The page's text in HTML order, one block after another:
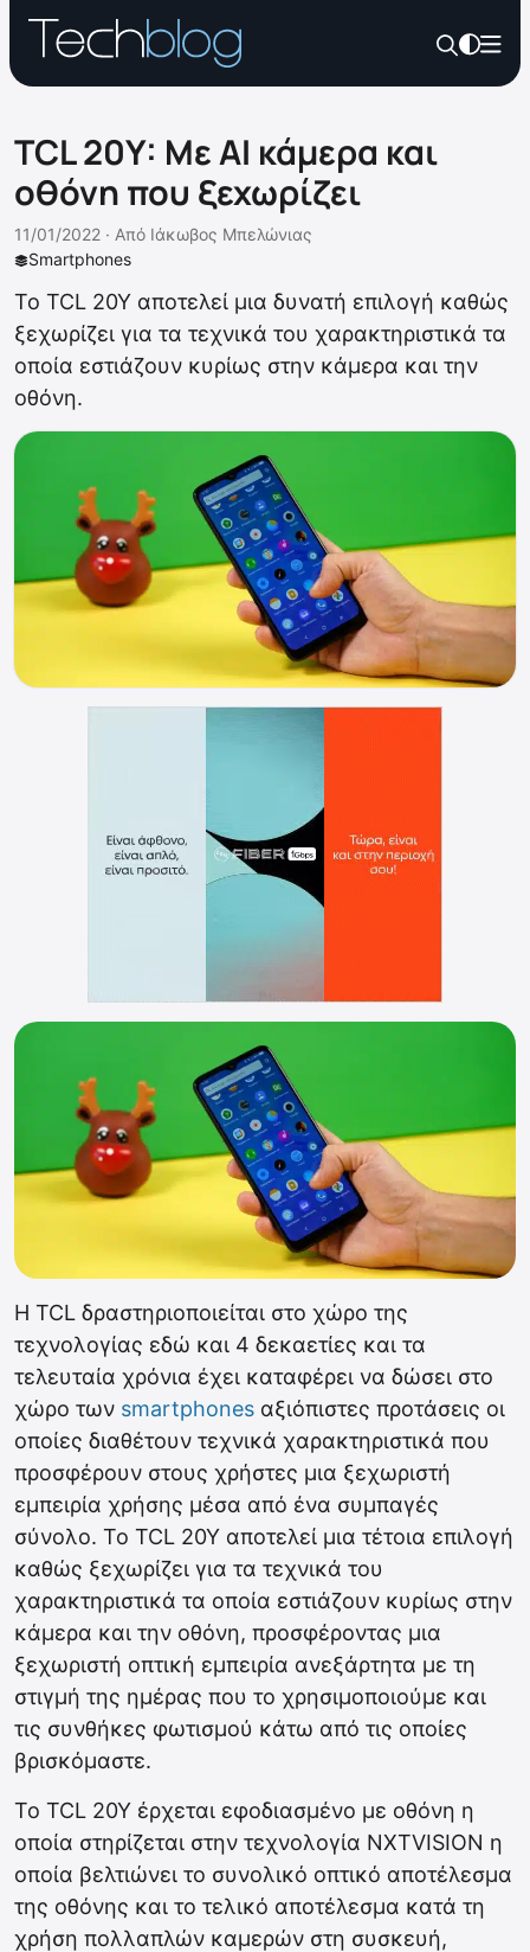
TCL 20Y: Με AI κάμερα και
οθόνη που ξεχωρίζει
Smartphones
11/01/2022 · Από Ιάκωβος Μπελώνιας
Το TCL 20Y αποτελεί μια δυνατή επιλογή καθώς
ξεχωρίζει για τα τεχνικά του χαρακτηριστικά τα
οποία εστιάζουν κυρίως στην κάμερα και την
οθόνη.
Η TCL δραστηριοποιείται στο χώρο της
τεχνολογίας εδώ και 4 δεκαετίες και τα
τελευταία χρόνια έχει καταφέρει να δώσει στο
χώρο των smartphones αξιόπιστες προτάσεις οι
οποίες διαθέτουν τεχνικά χαρακτηριστικά που
προσφέρουν στους χρήστες μια ξεχωριστή
εμπειρία χρήσης μέσα από ένα συμπαγές
σύνολο. Το TCL 20Y αποτελεί μια τέτοια επιλογή
καθώς ξεχωρίζει για τα τεχνικά του
χαρακτηριστικά τα οποία εστιάζουν κυρίως στην
κάμερα και την οθόνη, προσφέροντας μια
ξεχωριστή οπτική εμπειρία ανεξάρτητα με τη
στιγμή της ημέρας που το χρησιμοποιούμε και
τις συνθήκες φωτισμού κάτω από τις οποίες
βρισκόμαστε.
Το TCL 20Y έρχεται εφοδιασμένο με οθόνη η
οποία στηρίζεται στην τεχνολογία NXTVISION η
οποία βελτιώνει το συνολικό οπτικό αποτέλεσμα
της οθόνης και το τελικό αποτέλεσμα κατά τη
χρήση πολλαπλών καμερών στη συσκευή,